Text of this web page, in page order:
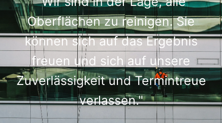
Oberflächen zu reinigen. Sie
können sich auf das Ergebnis
freuen und sich auf unsere
Zuverlässigkeit und Termintreue
verlassen."